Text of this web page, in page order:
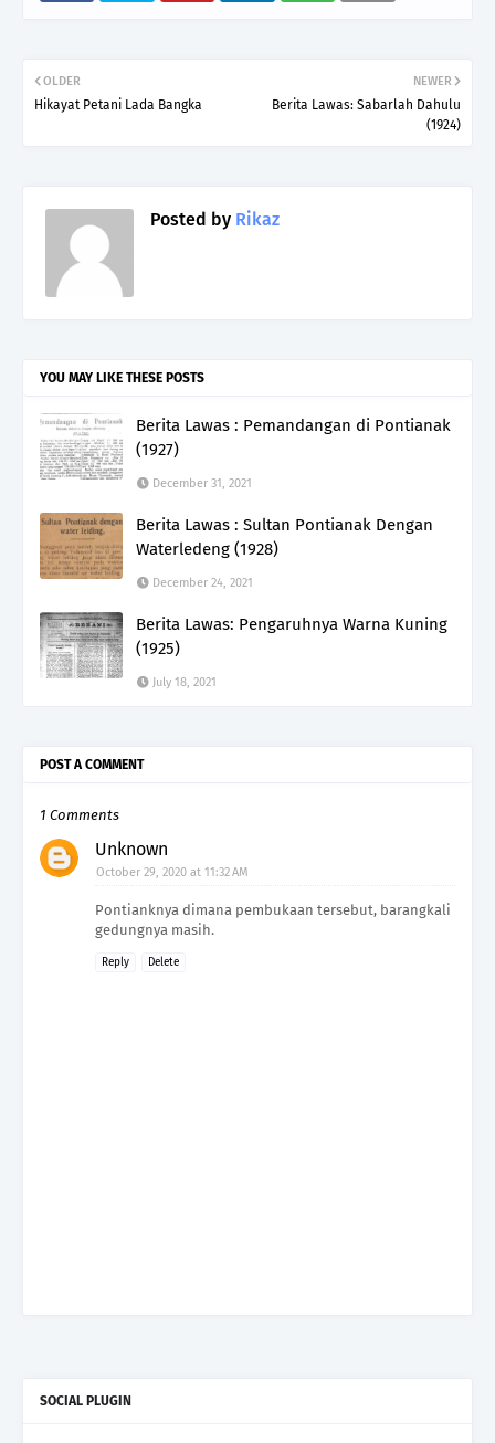
NEWER
Berita Lawas: Sabarlah Dahulu
(1924)
OLDER
Hikayat Petani Lada Bangka
Posted by Rikaz
YOU MAY LIKE THESE POSTS
Berita Lawas : Pemandangan di Pontianak
(1927)
December 31, 2021
Berita Lawas : Sultan Pontianak Dengan
Waterledeng (1928)
December 24, 2021
Berita Lawas: Pengaruhnya Warna Kuning
(1925)
July 18, 2021
POST A COMMENT
1 Comments
Unknown
October 29, 2020 at 11:32 AM
Pontianknya dimana pembukaan tersebut, barangkali
gedungnya masih.
Reply Delete
SOCIAL PLUGIN